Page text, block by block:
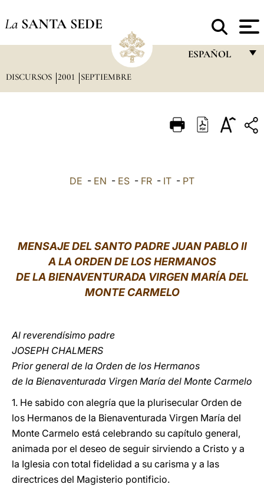
La SANTA SEDE
ESPAÑOL
ITALIANO
中文
LATINE
DISCURSOS 2001 SEPTIEMBRE
DE - EN - ES - FR - IT - PT
MENSAJE DEL SANTO PADRE JUAN PABLO II
A LA ORDEN DE LOS HERMANOS
DE LA BIENAVENTURADA VIRGEN MARÍA DEL
MONTE CARMELO
Al reverendísimo padre
JOSEPH CHALMERS
Prior general de la Orden de los Hermanos
de la Bienaventurada Virgen María del Monte Carmelo
1. He sabido con alegría que la plurisecular Orden de
los Hermanos de la Bienaventurada Virgen María del
Monte Carmelo está celebrando su capítulo general,
animada por el deseo de seguir sirviendo a Cristo y a
la Iglesia con total fidelidad a su carisma y a las
directrices del Magisterio pontificio.